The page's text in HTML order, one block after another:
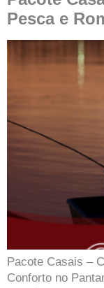
Pesca e
Pacote Casais –
Conforto no